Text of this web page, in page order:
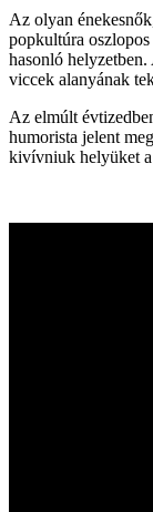
Az olyan
popkultúra
hasonló
viccek alanyának
Az elmúlt
humorista jelent
kivívniuk helyüket